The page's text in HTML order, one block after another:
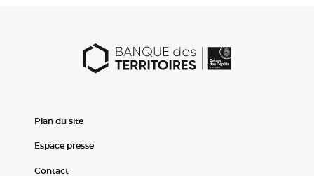
Plan du site
Espace presse
Contact